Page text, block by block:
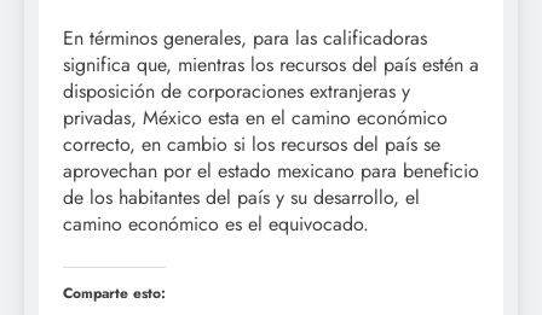
En términos generales, para las calificadoras
significa que, mientras los recursos del país estén a
disposición de corporaciones extranjeras y
privadas, México esta en el camino económico
correcto, en cambio si los recursos del país se
aprovechan por el estado mexicano para beneficio
de los habitantes del país y su desarrollo, el
camino económico es el equivocado.
Comparte esto: